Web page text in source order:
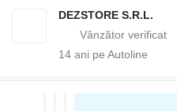
DEZSTORE S.R.L.
14 ani pe Autoline